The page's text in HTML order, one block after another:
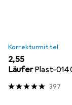
Korrekturmittel
EUR
2,55
Läufer Plast-
397